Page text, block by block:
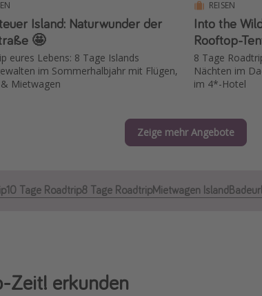
Island: Naturwunder der
🤩
eures Lebens: 8 Tage Islands
im Sommerhalbjahr mit Flügen,
Mietwagen
REISEN
Into the
Rooftop-
8 Tage
Nächten im
im 4*-Hotel
Zeige mehr Angebote
10 Tage Roadtrip8 Tage RoadtripMietwagen Island
Zeit! erkunden